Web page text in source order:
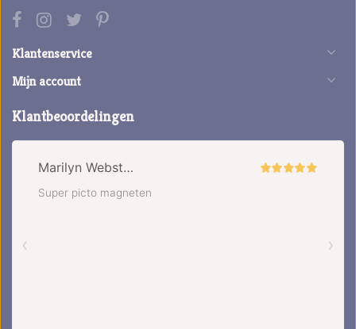
Klantenservice
Mijn account
Klantbeoordelingen